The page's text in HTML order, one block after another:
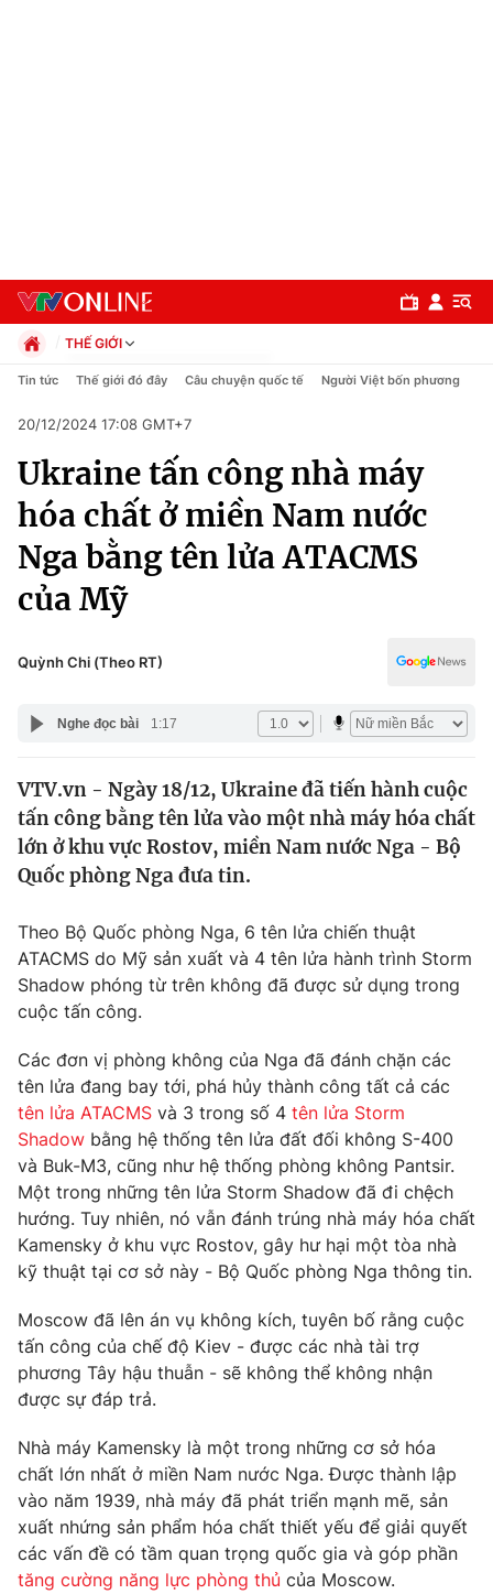
Chuyên mục
Chính trị
Xã hội
Tin tức
Thế giới đó đây
Câu chuyện quốc tế
Kinh tế
Tài chính
Góc doanh nghiệp
Dữ liệu và đời sống
Truyền hình
Phim VTV
Nhân vật
Khán giả
Giải sao mai
Giải trí
Điện ảnh
Âm nhạc
Sao
Đời sống
Du lịch
Làm đẹp
Chất lượng cuộc sống
Giáo dục
Tuyển sinh
Học trực tuyến
Công nghệ
Hitech Công nghệ tương lai
Thị trường
Tư vấn
Giao lưu trực tuyến
Lịch phát sóng
Chuyên mục khác
Emagazine Podcast
Photo Infographic
Video Shorts video
THẾ GIỚI
Chính trị
Pháp luật
Kinh tế
Thể thao
Truyền hình
Văn hóa - Giải trí
Đời sống
Giáo dục
Tin tức Thế giới đó đây Câu chuyện quốc tế Người Việt bốn phương
20/12/2024 17:08 GMT+7
Ukraine tấn công nhà máy
hóa chất ở miền Nam nước
Nga bằng tên lửa ATACMS
của Mỹ
Quỳnh Chi (Theo RT)
Nghe đọc bài 1:17
VTV.vn - Ngày 18/12, Ukraine đã tiến hành cuộc
tấn công bằng tên lửa vào một nhà máy hóa chất
lớn ở khu vực Rostov, miền Nam nước Nga - Bộ
Quốc phòng Nga đưa tin.
Theo Bộ Quốc phòng Nga, 6 tên lửa chiến thuật
ATACMS do Mỹ sản xuất và 4 tên lửa hành trình Storm
Shadow phóng từ trên không đã được sử dụng trong
cuộc tấn công.
Các đơn vị phòng không của Nga đã đánh chặn các
tên lửa đang bay tới, phá hủy thành công tất cả các
tên lửa ATACMS và 3 trong số 4 tên lửa Storm
Shadow bằng hệ thống tên lửa đất đối không S-400
và Buk-M3, cũng như hệ thống phòng không Pantsir.
Một trong những tên lửa Storm Shadow đã đi chệch
hướng. Tuy nhiên, nó vẫn đánh trúng nhà máy hóa chất
Kamensky ở khu vực Rostov, gây hư hại một tòa nhà
kỹ thuật tại cơ sở này - Bộ Quốc phòng Nga thông tin.
Moscow đã lên án vụ không kích, tuyên bố rằng cuộc
tấn công của chế độ Kiev - được các nhà tài trợ
phương Tây hậu thuẫn - sẽ không thể không nhận
được sự đáp trả.
Nhà máy Kamensky là một trong những cơ sở hóa
chất lớn nhất ở miền Nam nước Nga. Được thành lập
vào năm 1939, nhà máy đã phát triển mạnh mẽ, sản
xuất nhứng sản phẩm hóa chất thiết yếu để giải quyết
các vấn đề có tầm quan trọng quốc gia và góp phần
tăng cường năng lực phòng thủ của Moscow.